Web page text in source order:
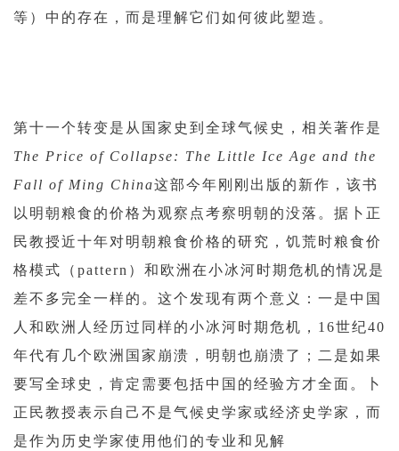
等）中的存在，而是理解它们如何彼此塑造。
第十一个转变是从国家史到全球气候史，相关著作是
The Price of Collapse: The Little Ice Age and the
Fall of Ming China这部今年刚刚出版的新作，该书
以明朝粮食的价格为观察点考察明朝的没落。据卜正
民教授近十年对明朝粮食价格的研究，饥荒时粮食价
格模式（pattern）和欧洲在小冰河时期危机的情况是
差不多完全一样的。这个发现有两个意义：一是中国
人和欧洲人经历过同样的小冰河时期危机，16世纪40
年代有几个欧洲国家崩溃，明朝也崩溃了；二是如果
要写全球史，肯定需要包括中国的经验方才全面。卜
正民教授表示自己不是气候史学家或经济史学家，而
是作为历史学家使用他们的专业和见解